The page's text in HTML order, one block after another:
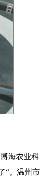
海农业科
“。温州市